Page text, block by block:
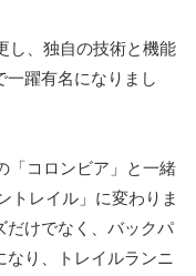
し、独自の技術と機能
躍有名になりまし
「コロンビア」と一緒
トレイル」に変わりま
だけでなく、バックパ
なり、トレイルランニ